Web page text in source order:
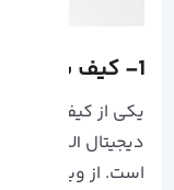
1- کیف پول Ethos Wallet
یکی از کیف پول
است. از ویژگی